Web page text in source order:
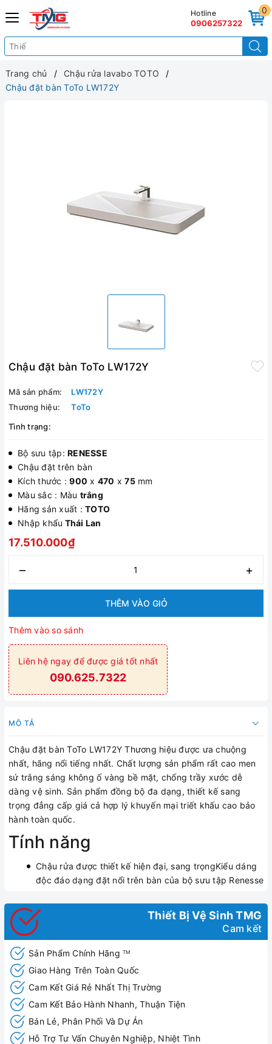
0
Hotline
0906257322
Trang chủ
Chậu rửa lavabo TOTO
Chậu đặt bàn ToTo LW172Y
Chậu đặt bàn ToTo LW172Y
Mã sản phẩm:
LW172Y
Thương hiệu:
ToTo
Tình trạng:
Bộ sưu tập: RENESSE
Chậu đặt trên bàn
Kích thước :900 x 470 x75mm
Màu sắc : Màu trắng
Hãng sản xuất : TOTO
Nhập khẩu Thái Lan
17.510.000₫
– +
THÊM VÀO GIỎ
Thêm vào so sánh
Liên hệ ngay để được giá tốt nhất
090.625.7322
MÔ TẢ
Chậu đặt bàn ToTo LW172Y Thương hiệu được ưa chuộng
nhất, hãng nổi tiếng nhất. Chất lượng sản phẩm rất cao men
sứ trắng sáng không ố vàng bề mặt, chống trầy xước dễ
dàng vệ sinh. Sản phẩm đồng bộ đa dạng, thiết kế sang
trọng đẳng cấp giá cả hợp lý khuyến mại triết khấu cao bảo
hành toàn quốc.
Tính năng
Chậu rửa được thiết kế hiện đại, sang trọngKiểu dáng
độc đáo dạng đặt nổi trên bàn của bộ sưu tập Renesse
Thiết Bị Vệ Sinh TMG
Cam kết
Sản Phẩm Chính Hãng TM
Giao Hàng Trên Toàn Quốc
Cam Kết Giá Rẻ Nhất Thị Trường
Cam Kết Bảo Hành Nhanh, Thuận Tiện
Bán Lẻ, Phân Phối Và Dự Án
Hỗ Trợ Tư Vấn Chuyên Nghiệp, Nhiệt Tình